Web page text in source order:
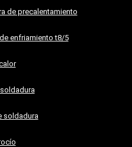
de precalentamiento
enfriamiento t8/5
soldadura